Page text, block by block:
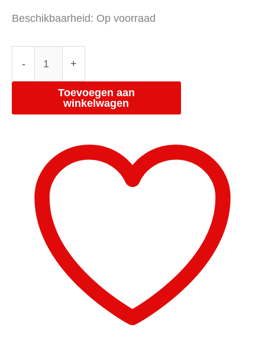
Beschikbaarheid: Op voorraad
- +
Toevoegen aan
winkelwagen